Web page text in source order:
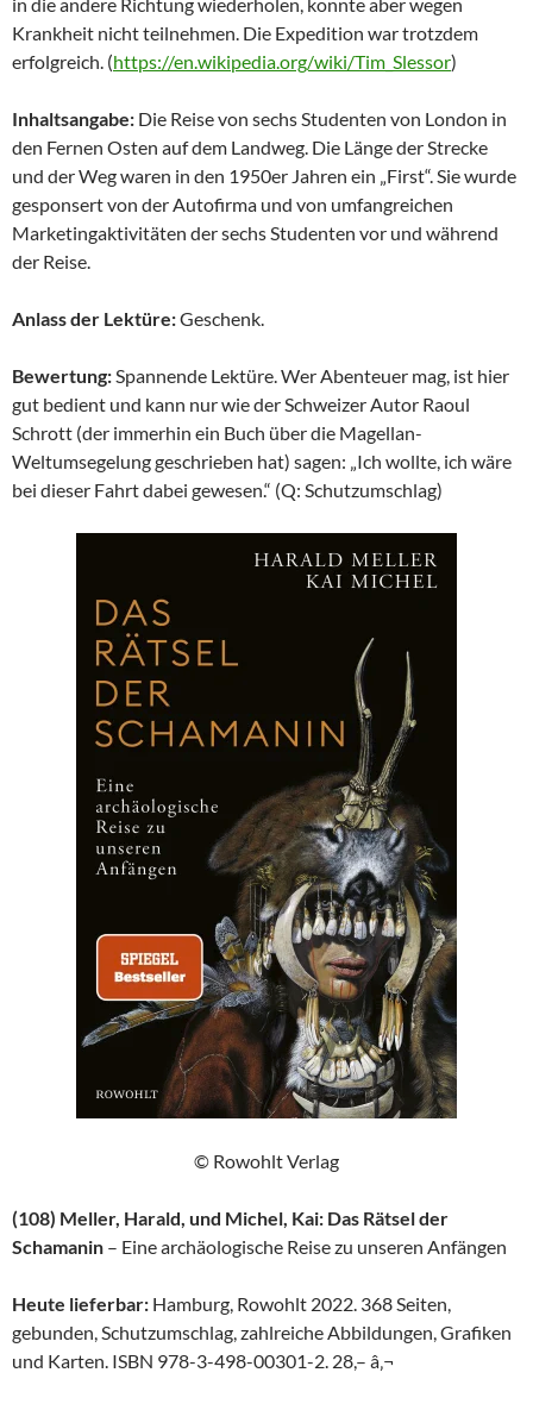
Krankheit nicht teilnehmen. Die Expedition war trotzdem
erfolgreich. (https://en.wikipedia.org/wiki/Tim_Slessor)
Inhaltsangabe: Die Reise von sechs Studenten von London in
den Fernen Osten auf dem Landweg. Die Länge der Strecke
und der Weg waren in den 1950er Jahren ein „First“. Sie wurde
gesponsert von der Autofirma und von umfangreichen
Marketingaktivitäten der sechs Studenten vor und während
der Reise.
Anlass der Lektüre:Geschenk.
Bewertung: Spannende Lektüre. Wer Abenteuer mag, ist hier
gut bedient und kann nur wie der Schweizer Autor Raoul
Schrott (der immerhin ein Buch über die Magellan-
Weltumsegelung geschrieben hat) sagen: „Ich wollte, ich wäre
bei dieser Fahrt dabei gewesen.“ (Q: Schutzumschlag)
© Rowohlt Verlag
(108) Meller, Harald, und Michel, Kai: Das Rätsel der
Schamanin – Eine archäologische Reise zu unseren Anfängen
Heute lieferbar: Hamburg, Rowohlt 2022. 368 Seiten,
gebunden, Schutzumschlag, zahlreiche Abbildungen, Grafiken
und Karten. ISBN 978-3-498-00301-2. 28,– â‚¬